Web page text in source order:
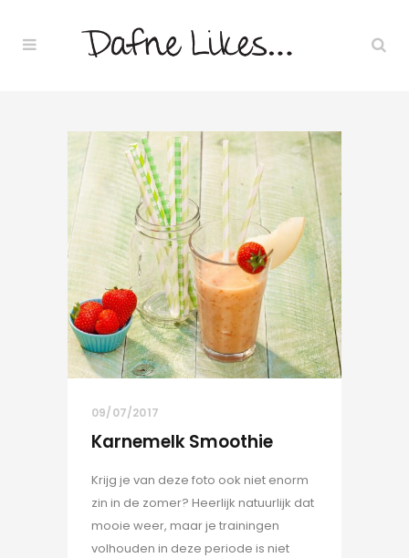
09/07/2017
Karnemelk Smoothie
Krijg je van deze foto ook niet enorm
zin in de zomer? Heerlijk natuurlijk dat
mooie weer, maar je trainingen
volhouden in deze periode is niet